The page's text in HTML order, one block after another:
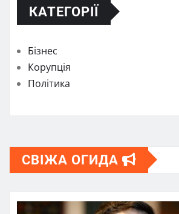
КАТЕГОРІЇ
Бізнес
Корупція
Політика
СВІЖА ОГИДА